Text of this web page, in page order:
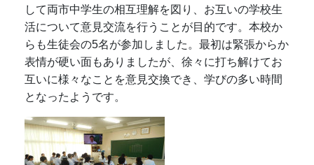
して両市中学生の相互理解を図り、お互いの学校生
活について意見交流を行うことが目的です。本校か
らも生徒会の5名が参加しました。最初は緊張からか
表情が硬い面もありましたが、徐々に打ち解けてお
互いに様々なことを意見交換でき、学びの多い時間
となったようです。